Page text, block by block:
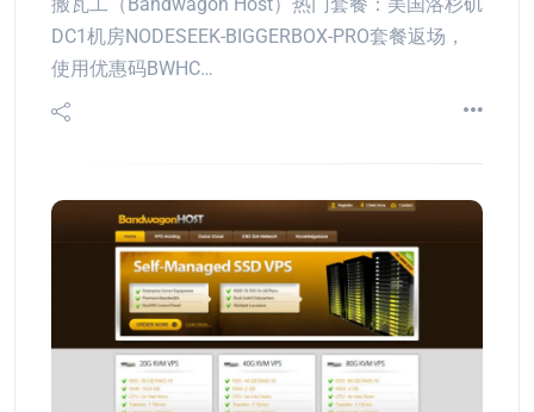
DC1机房NODESEEK-BIGGERBOX-PRO套餐返场，
使用优惠码BWHC…